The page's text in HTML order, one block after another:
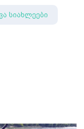
სიახლეები